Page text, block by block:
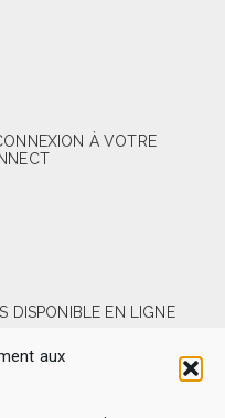
aux
À VOTRE
DISPONIBLE EN LIGNE